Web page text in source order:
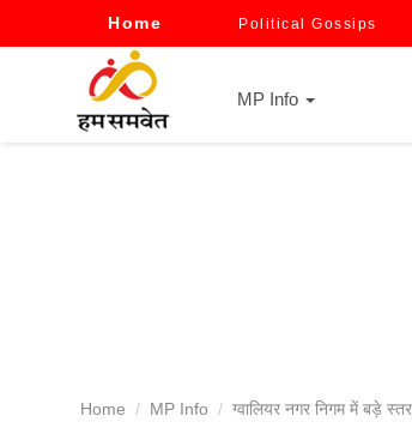
Home Political Gossips
MP Info
Home MP Info ग्वालियर नगर निगम में बड़े